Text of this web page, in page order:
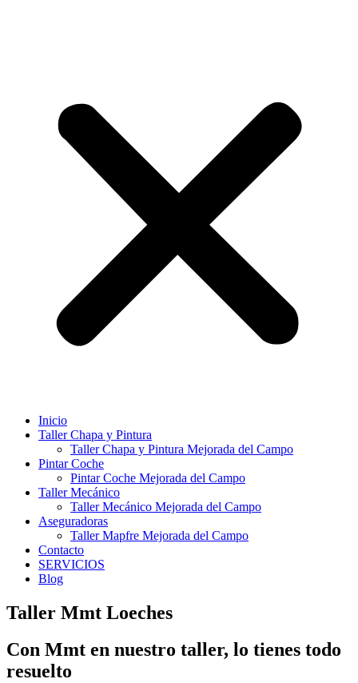
Inicio
Taller Chapa y Pintura
Taller Chapa y Pintura Mejorada del Campo
Pintar Coche
Pintar Coche Mejorada del Campo
Taller Mecánico
Taller Mecánico Mejorada del Campo
Aseguradoras
Taller Mapfre Mejorada del Campo
Contacto
SERVICIOS
Blog
Taller Mmt Loeches
Con Mmt en nuestro taller, lo tienes todo
resuelto